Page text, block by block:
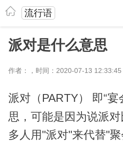
流行语
派对是什么意思
作者：，时间：2020-07-13 12:33:45
派对（PARTY） 即“宴
思，可能是因为说派
多人用"派对"来代替"